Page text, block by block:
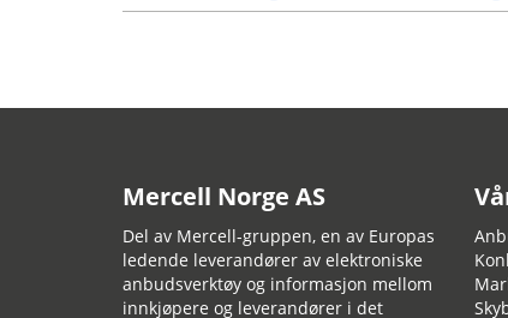
Mercell Norge AS
Del av Mercell-gruppen, en av Europas
ledende leverandører av elektroniske
anbudsverktøy og informasjon mellom
innkjøpere og leverandører i det